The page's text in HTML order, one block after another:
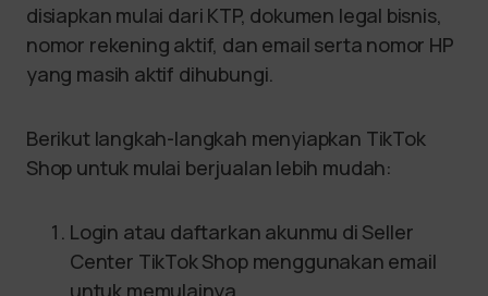
disiapkan mulai dari KTP, dokumen legal bisnis,
nomor rekening aktif, dan email serta nomor HP
yang masih aktif dihubungi.
Berikut langkah-langkah menyiapkan TikTok
Shop untuk mulai berjualan lebih mudah:
Login atau daftarkan akunmu di Seller
Center TikTok Shop menggunakan email
untuk memulainya.